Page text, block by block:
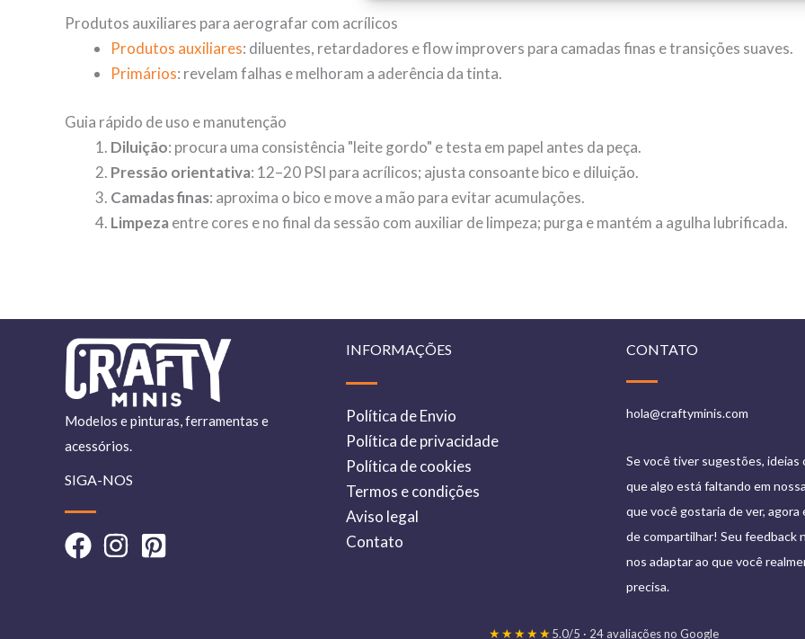
Produtos auxiliares para aerografar com acrílicos
Produtos auxiliares: diluentes, retardadores e flow improvers para camadas finas e transições suaves.
Primários: revelam falhas e melhoram a aderência da tinta.
Guia rápido de uso e manutenção
Diluição: procura uma consistência "leite gordo" e testa em papel antes da peça.
Pressão orientativa: 12–20 PSI para acrílicos; ajusta consoante bico e diluição.
Camadas finas: aproxima o bico e move a mão para evitar acumulações.
Limpeza entre cores e no final da sessão com auxiliar de limpeza; purga e mantém a agulha lubrificada.
Modelos e pinturas, ferramentas e
acessórios.
SIGA-NOS
INFORMAÇÕES
Política de Envio
Política de privacidade
Política de cookies
Termos e condições
Aviso legal
Contato
CONTATO
hola@craftyminis.com
Se você tiver sugestões, ideias
que algo está faltando em
que você gostaria de ver, agora
de compartilhar! Seu feedback
nos adaptar ao que você
precisa.
★★★★★ 5.0/5 · 24 avaliações no Google